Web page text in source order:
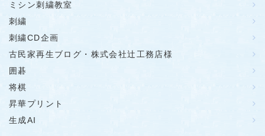
ミシン刺繍教室
刺繍
刺繍CD企画
古民家再生ブログ・株式会社辻工務店様
囲碁
将棋
昇華プリント
生成AI